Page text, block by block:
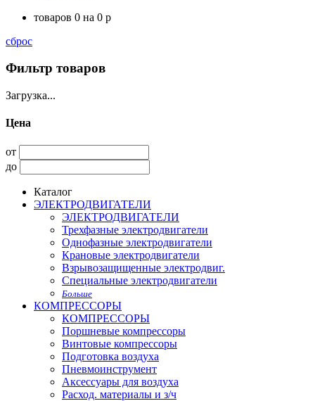
товаров 0 на 0 p
сброс
Фильтр товаров
Загрузка...
Цена
от
до
Каталог
ЭЛЕКТРОДВИГАТЕЛИ
ЭЛЕКТРОДВИГАТЕЛИ
Трехфазные электродвигатели
Однофазные электродвигатели
Крановые электродвигатели
Взрывозащищенные электродвиг.
Специальные электродвигатели
Больше
КОМПРЕССОРЫ
КОМПРЕССОРЫ
Поршневые компрессоры
Винтовые компрессоры
Подготовка воздуха
Пневмоинструмент
Аксессуары для воздуха
Расход. материалы и з/ч